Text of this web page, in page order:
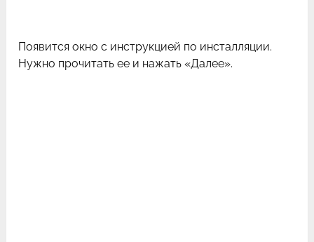
Появится окно с инструкцией по инсталляции.
Нужно прочитать ее и нажать «Далее».